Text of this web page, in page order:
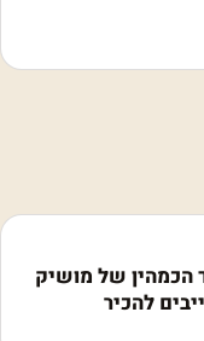
הכמהין של מושיק
להכיר